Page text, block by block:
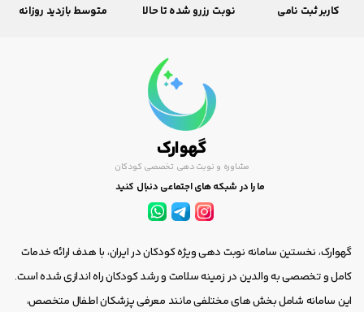
کاربر ثبت نامی نوبت رزرو شده تا حالا متوسط بازدید روزانه
گهوارک
مشاوره و نوبت دهی تخصصی کودکان
ما را در شبکه های اجتماعی دنبال کنید
گهوارک، نخستین سامانه نوبت دهی ویژه کودکان در ایران، با هدف ارائه خدمات
کامل و تخصصی به والدین در زمینه سلامت و رشد کودکان راه اندازی شده است.
این سامانه شامل بخش های مختلفی مانند معرفی پزشکان اطفال متخصص،